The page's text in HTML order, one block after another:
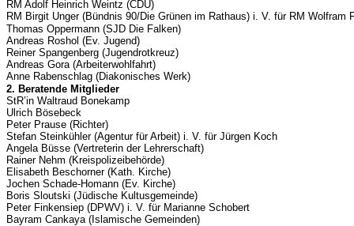
RM Adolf Heinrich Weintz (CDU)
RM Birgit Unger (Bündnis 90/Die Grünen im Rathaus) i. V. für RM Wolfram
Thomas Oppermann (SJD Die Falken)
Andreas Roshol (Ev. Jugend)
Reiner Spangenberg (Jugendrotkreuz)
Andreas Gora (Arbeiterwohlfahrt)
Anne Rabenschlag (Diakonisches Werk)
2. Beratende Mitglieder
StR’in Waltraud Bonekamp
Ulrich Bösebeck
Peter Prause (Richter)
Stefan Steinkühler (Agentur für Arbeit) i. V. für Jürgen Koch
Angela Büsse (Vertreterin der Lehrerschaft)
Rainer Nehm (Kreispolizeibehörde)
Elisabeth Beschorner (Kath. Kirche)
Jochen Schade-Homann (Ev. Kirche)
Boris Sloutski (Jüdische Kultusgemeinde)
Peter Finkensiep (DPWV) i. V. für Marianne Schobert
Bayram Cankaya (Islamische Gemeinden)